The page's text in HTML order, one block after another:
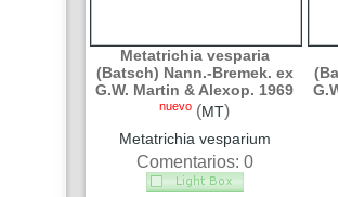
Metatrichia vesparia
(Batsch) Nann.-Bremek. ex
G.W. Martin & Alexop. 1969
nuevo (MT)
Metatrichia vesparium
Comentarios: 0